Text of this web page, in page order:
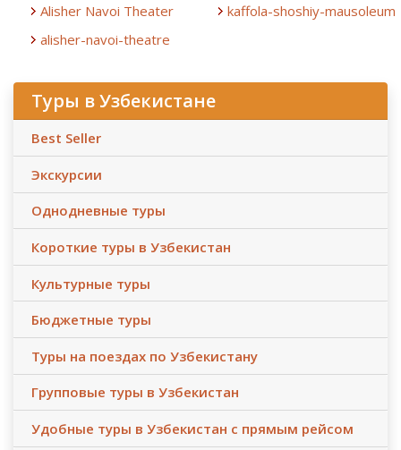
Alisher Navoi Theater
kaffola-shoshiy-mausoleum
alisher-navoi-theatre
Туры в Узбекистане
Best Seller
Экскурсии
Однодневные туры
Короткие туры в Узбекистан
Культурные туры
Бюджетные туры
Туры на поездах по Узбекистану
Групповые туры в Узбекистан
Удобные туры в Узбекистан с прямым рейсом